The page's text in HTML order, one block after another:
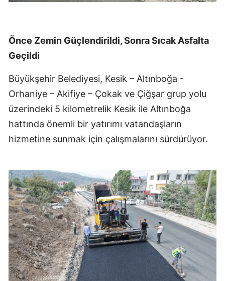
Önce Zemin Güçlendirildi, Sonra Sıcak Asfalta
Geçildi
Büyükşehir Belediyesi, Kesik – Altınboğa -
Orhaniye – Akifiye – Çokak ve Çiğşar grup yolu
üzerindeki 5 kilometrelik Kesik ile Altınboğa
hattında önemli bir yatırımı vatandaşların
hizmetine sunmak için çalışmalarını sürdürüyor.